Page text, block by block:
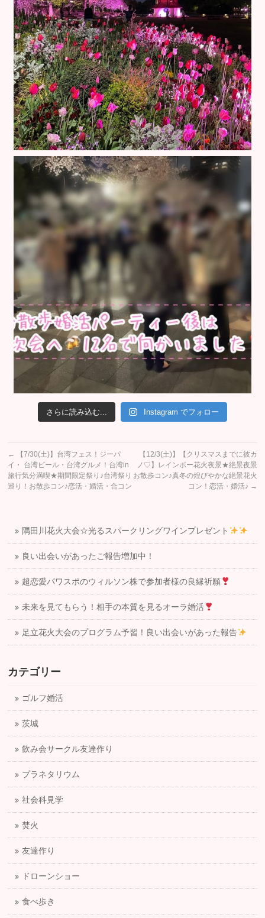
さらに読み込む... Instagram でフォロー
←
【7/30(土)】台湾フェス！ジーパ
イ・ 台湾ビール・台湾グルメ！台湾in
旅行気分満喫★期間限定祭り♪台湾祭り
巡り！お散歩コン♪恋活・婚活・合コン
【12/3(土)】【クリスマスまでに彼カ
ノ♡】レインボー花火夜景★絶景夜景
お散歩コン♪真冬の煌びやかな絶景花火
コン！恋活・婚活♪ →
隅田川花火大会☆光るスパークリングワインプレゼント
良い出会いがあったご報告増加中！
超恋愛パワスポのウィルソン株で参加者様の良縁祈願
未来を見てもらう！相手の本質を見るオーラ婚活
足立花火大会のプログラム予習！良い出会いがあった報告
カテゴリー
ゴルフ婚活
茨城
飲み会サークル友達作り
プラネタリウム
社会科見学
焚火
友達作り
ドローンショー
食べ歩き